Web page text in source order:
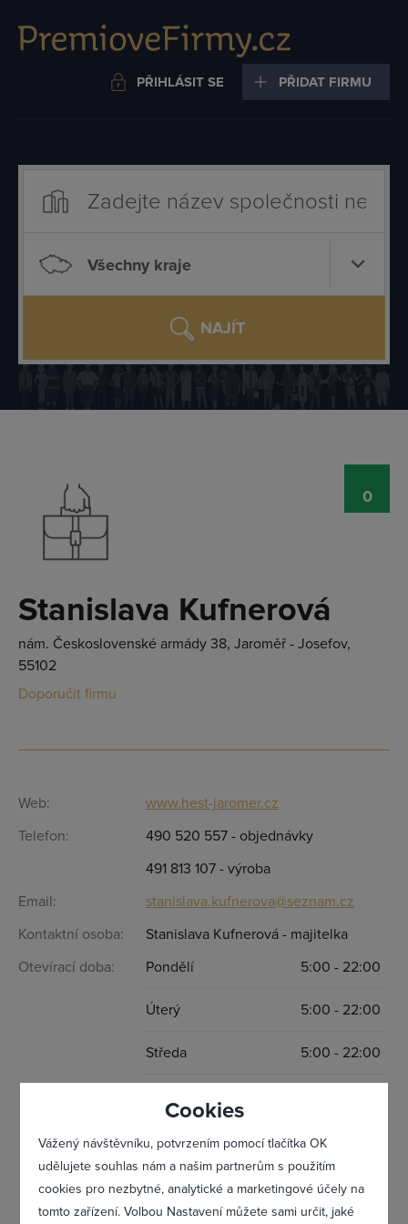
Cookies
Vážený návštěvníku, potvrzením pomocí tlačítka OK
udělujete souhlas nám a našim partnerům s použitím
cookies pro nezbytné, analytické a marketingové účely na
tomto zařízení. Volbou Nastavení můžete sami určit, jaké
PŘIHLÁSIT SE PŘIDAT FIRMU
Všechny kraje
NAJÍT
Stanislava Kufnerová
nám. Československé armády 38, Jaroměř - Josefov,
55102
Doporučit firmu
0
Web:
www.hest-jaromer.cz
Telefon:
490 520 557 - objednávky
491 813 107 - výroba
Email:
stanislava.kufnerova@seznam.cz
Kontaktní osoba:
Stanislava Kufnerová - majitelka
Otevírací doba:
Pondělí 5:00 - 22:00
Úterý 5:00 - 22:00
Středa 5:00 - 22:00
Pátek 5:00 - 22:00
Sobota Zavřeno
Přihlásit se